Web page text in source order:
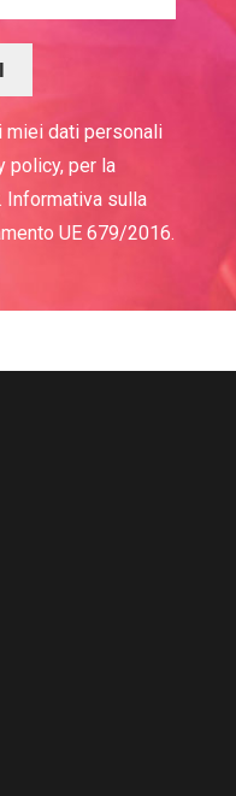
miei dati personali
policy, per la
Informativa sulla
UE 679/2016.